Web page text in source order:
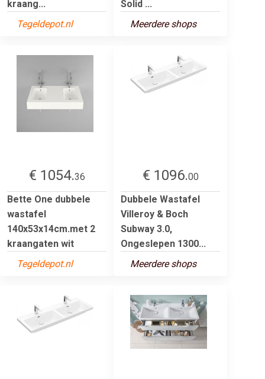
kraang...
Tegeldepot.nl
Solid ...
Meerdere shops
€ 1054.36
Bette One dubbele
wastafel
140x53x14cm.met 2
kraangaten wit
Tegeldepot.nl
€ 1096.00
Dubbele Wastafel
Villeroy & Boch
Subway 3.0,
Ongeslepen 1300...
Meerdere shops